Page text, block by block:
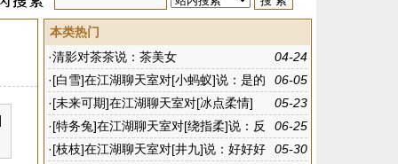
本类热门
04-24
·清影对茶茶说：茶美女
06-05
·[白雪]在江湖聊天室对[小蚂蚁]说：是的
啊
05-23
·[未来可期]在江湖聊天室对[冰点柔情]
说：不太懂
06-25
·[特务兔]在江湖聊天室对[绕指柔]说：反
正我什么都没参加
05-30
·[枝枝]在江湖聊天室对[井九]说：好好好